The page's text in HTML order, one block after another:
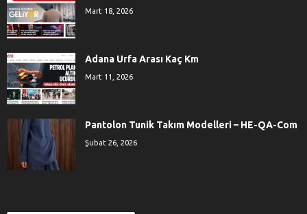
Mart 18, 2026
Adana Urfa Arası Kaç Km
Mart 11, 2026
Pantolon Tunik Takım Modelleri – HE-QA-Com
Şubat 26, 2026